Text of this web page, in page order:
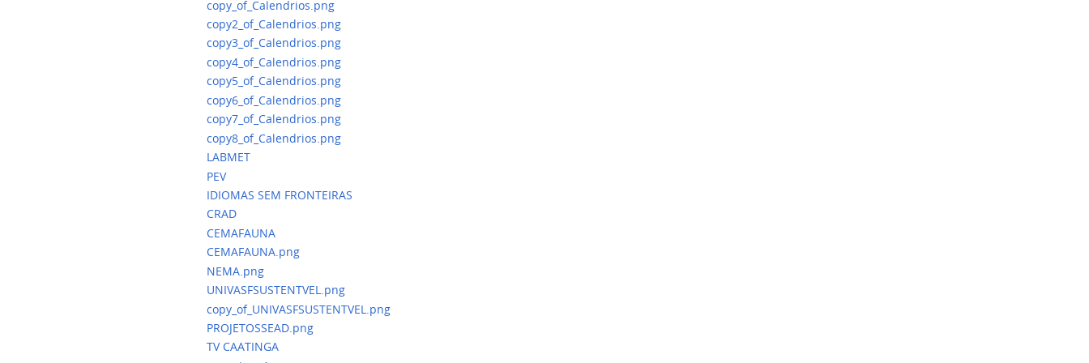
copy_of_Calendrios.png
copy2_of_Calendrios.png
copy3_of_Calendrios.png
copy4_of_Calendrios.png
copy5_of_Calendrios.png
copy6_of_Calendrios.png
copy7_of_Calendrios.png
copy8_of_Calendrios.png
LABMET
PEV
IDIOMAS SEM FRONTEIRAS
CRAD
CEMAFAUNA
CEMAFAUNA.png
NEMA.png
UNIVASFSUSTENTVEL.png
copy_of_UNIVASFSUSTENTVEL.png
PROJETOSSEAD.png
TV CAATINGA